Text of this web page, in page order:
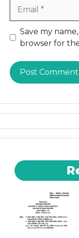
Website
Save my
browser for